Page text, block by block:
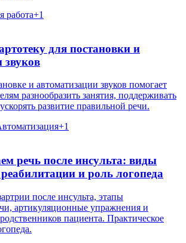
работа+1
для постановки и
звуков
и автоматизации звуков помогает
разнообразить занятия, поддерживать
развитие правильной речи.
+1
речь после инсульта: виды
и роль логопеда
после инсульта, этапы
артикуляционные упражнения и
пациента. Практическое